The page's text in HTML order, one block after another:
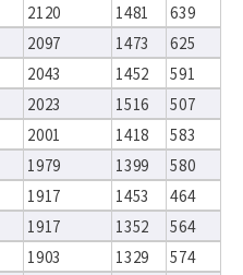
2120 1481
639
2097 1473
625
2043 1452
591
2023 1516
507
2001 1418
583
1979 1399
580
1917 1453
464
1917 1352
564
1903 1329
574